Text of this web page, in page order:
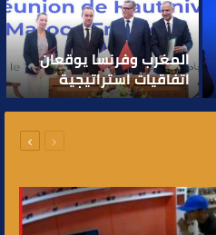
المغرب وفرنسا يوقعان
اتفاقيات استراتيجية
جديدة ويعززان شراكتهما
نحو مرحلة غير مسبوقة..
الصفحة